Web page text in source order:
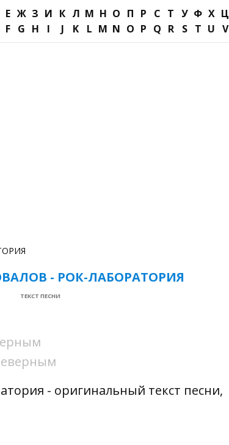
Е Ж З И К Л М Н О П Р С Т У Ф Х Ц
F G H I J K L M N O P Q R S T U V
- РОК-ЛАБОРАТОРИЯ
ТЕКСТ ПЕСНИ
- оригинальный текст песни,